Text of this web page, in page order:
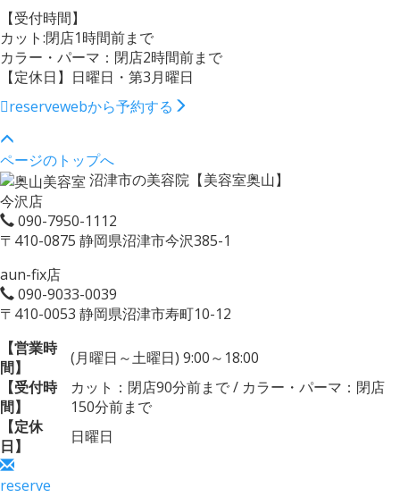
【受付時間】
カット:閉店1時間前まで
カラー・パーマ：閉店2時間前まで
【定休日】日曜日・第3月曜日
reservewebから予約する
ページのトップへ
沼津市の美容院【美容室奥山】
今沢店
090-7950-1112
〒410-0875 静岡県沼津市今沢385-1
aun-fix店
090-9033-0039
〒410-0053 静岡県沼津市寿町10-12
【営業時
間】
(月曜日～土曜日) 9:00～18:00
【受付時
間】
カット：閉店90分前まで / カラー・パーマ：閉店
150分前まで
【定休
日】
日曜日
reserve